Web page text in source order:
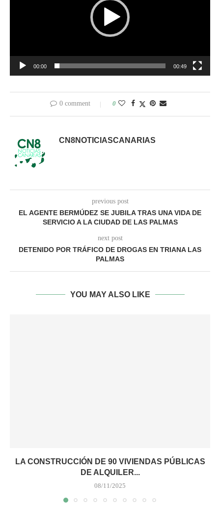
00:00 00:49
0 comment 0
CN8NOTICIASCANARIAS
previous post
EL AGENTE BERMÚDEZ SE JUBILA TRAS UNA VIDA DE
SERVICIO A LA CIUDAD DE LAS PALMAS
next post
DETENIDO POR TRÁFICO DE DROGAS EN TRIANA LAS
PALMAS
YOU MAY ALSO LIKE
LA CONSTRUCCIÓN DE 90 VIVIENDAS PÚBLICAS
DE ALQUILER...
08/11/2025